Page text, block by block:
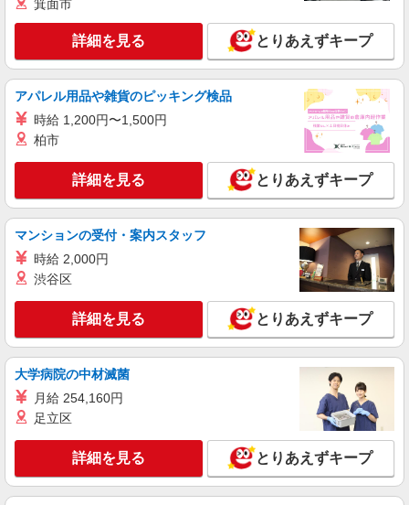
箕面市
詳細を見る とりあえずキープ
アパレル用品や雑貨のピッキング検品
時給 1,200円〜1,500円
柏市
詳細を見る とりあえずキープ
マンションの受付・案内スタッフ
時給 2,000円
渋谷区
詳細を見る とりあえずキープ
大学病院の中材滅菌
月給 254,160円
足立区
詳細を見る とりあえずキープ